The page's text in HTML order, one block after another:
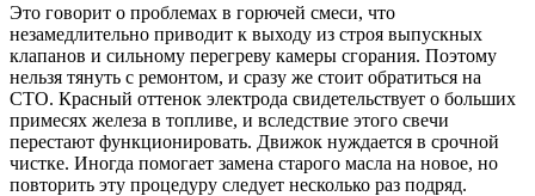
Это говорит о проблемах в горючей смеси, что
незамедлительно приводит к выходу из строя выпускных
клапанов и сильному перегреву камеры сгорания. Поэтому
нельзя тянуть с ремонтом, и сразу же стоит обратиться на
СТО. Красный оттенок электрода свидетельствует о больших
примесях железа в топливе, и вследствие этого свечи
перестают функционировать. Движок нуждается в срочной
чистке. Иногда помогает замена старого масла на новое, но
повторить эту процедуру следует несколько раз подряд.